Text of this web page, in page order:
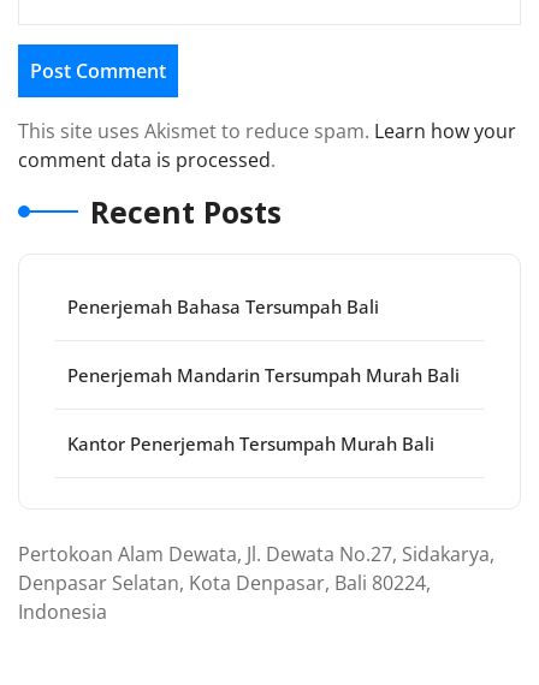
This site uses Akismet to reduce spam. Learn how your
comment data is processed.
Recent Posts
Penerjemah Bahasa Tersumpah Bali
Penerjemah Mandarin Tersumpah Murah Bali
Kantor Penerjemah Tersumpah Murah Bali
Pertokoan Alam Dewata, Jl. Dewata No.27, Sidakarya,
Denpasar Selatan, Kota Denpasar, Bali 80224,
Indonesia